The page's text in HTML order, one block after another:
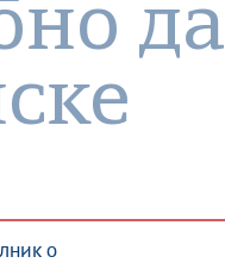
да
о